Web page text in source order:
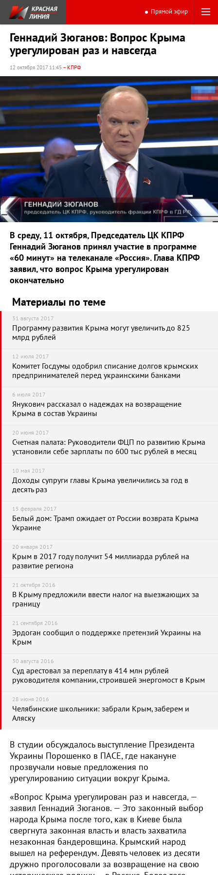
Прямой эфир
Геннадий Зюганов: Вопрос Крыма
урегулирован раз и навсегда
12 октября 2017 11:45 – КПРФ
В среду, 11 октября, Председатель ЦК КПРФ
Геннадий Зюганов принял участие в программе
«60 минут» на телеканале «Россия». Глава КПРФ
заявил, что вопрос Крыма урегулирован
окончательно
Материалы по теме
31 августа 2017
Программу развития Крыма могут увеличить до 825
млрд рублей
12 июля 2017
Комитет Госдумы одобрил списание долгов крымских
предпринимателей перед украинскими банками
6 июля 2017
Янукович рассказал о надеждах на возвращение
Крыма в состав Украины
20 июня 2017
Счетная палата: Руководители ФЦП по развитию Крыма
установили себе зарплаты по 600 тыс рублей в месяц
10 мая 2017
Доходы супруги главы Крыма увеличились за год в
десять раз
15 февраля 2017
Белый дом: Трамп ожидает от России возврата Крыма
Украине
20 января 2017
Крым в 2017 году получит 54 миллиарда рублей на
развитие региона
21 октября 2016
В Крыму предложили ввести налог на выезжающих за
границу
21 сентября 2016
Эрдоган сообщил о поддержке претензий Украины на
Крым
30 августа 2016
Суд арестовал за переплату в 414 млн рублей
руководителя компании, строившей энергомост в Крым
28 июня 2016
Челябинские школьники: забрали Крым, заберем и
Аляску
В студии обсуждалось выступление Президента
Украины Порошенко в ПАСЕ, где накануне
прозвучали новые предложения по
урегулированию ситуации вокруг Крыма.
«Вопрос Крыма урегулирован раз и навсегда, —
заявил Геннадий Зюганов. — Это законный выбор
народа Крыма после того, как в Киеве была
свергнута законная власть и власть захватила
незаконная бандеровщина. Крымский народ
вышел на референдум. Девять человек из десяти
дружно проголосовали за возвращение на свою